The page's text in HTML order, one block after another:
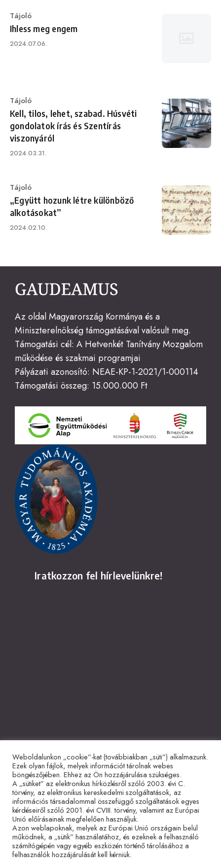
Category
Tájoló
Ihless meg engem
Published
2024.07.06.
Category
Tájoló
Kell, tilos, lehet, szabad. Húsvéti
gondolatok írás és Szentírás
viszonyáról
Published
2024.03.31.
Category
Tájoló
„Együtt hozunk létre különböző
alkotásokat”
Published
2024.02.10.
Az oldal Magyarország Kormánya és a
Miniszterelnökség támogatásával valósult meg.
Támogatási cél: A Hetvenkét Tanítvány Mozgalom
működése és szakmai programjai
Pályázati azonosító: NEAE-KP-1-2021/1-000114
Támogatási összeg: 15.000.000 Ft
Iratkozzon fel hírlevelünkre!
Együttműködő partnerek
Adatvédelmi tájékoztató Impresszum Sütitájékoztató
Weboldalunkon „cookie”-kat (továbbiakban „süti”) alkalmazunk.
Ezek olyan fájlok, melyek információt tárolnak webes
böngészőjében. Ehhez az Ön hozzájárulása szükséges.
A „sütiket” az elektronikus hírközlésről szóló 2003. évi C.
törvény, az elektronikus kereskedelmi szolgáltatások, az
információs társadalommal összefüggő szolgáltatások egyes
kérdéseiről szóló 2001. évi CVIII. törvény, valamint az Európai
Unió előírásainak megfelelően használjuk.
Azon weblapoknak, melyek az Európai Unió országain belül
működnek, a „sütik” használatához, és ezeknek a felhasználó
számítógépén vagy egyéb eszközén történő tárolásához a
felhasználók hozzájárulását kell kérniük.